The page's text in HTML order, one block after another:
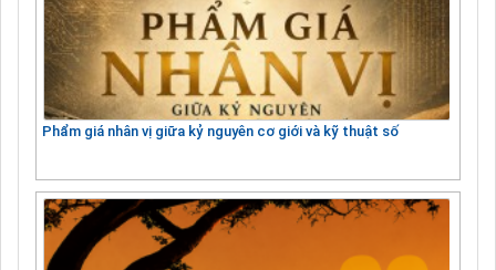
Phẩm giá nhân vị giữa kỷ nguyên cơ giới và kỹ thuật số